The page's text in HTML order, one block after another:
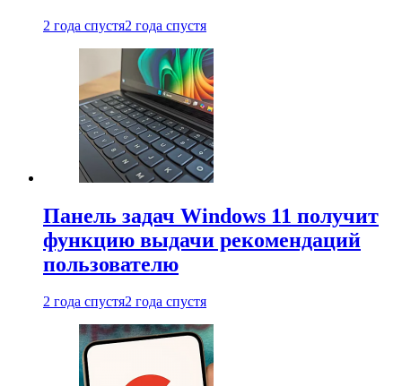
2 года спустя2 года спустя
Панель задач Windows 11 получит
функцию выдачи рекомендаций
пользователю
2 года спустя2 года спустя